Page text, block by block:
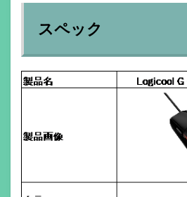
スペック